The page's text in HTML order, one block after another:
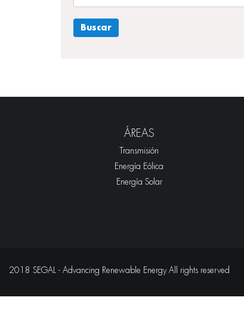
ÁREAS
Transmisión
Energía Eólica
Energía Solar
2018 SEGAL - Advancing Renewable Energy All rights reserved